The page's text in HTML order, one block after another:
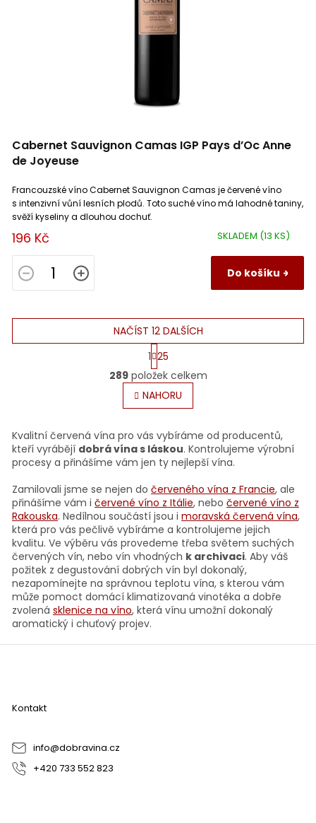
Cabernet Sauvignon Camas IGP Pays d’Oc Anne
de Joyeuse
SKLADEM (13 KS)
196 Kč
Do košíku
Francouzské víno Cabernet Sauvignon Camas je červené víno
s intenzivní vůní lesních plodů. Toto suché víno má lahodné taniny,
svěží kyseliny a dlouhou dochuť.
O
v
l
á
a
c
í
r
v
k
y
v
ý
p
i
s
u
NAČÍST 12 DALŠÍCH
S
t
r
á
n
k
v
á
n
í
1 25
289položek celkem
NAHORU
Kvalitní červená vína pro vás vybíráme od producentů,
kteří vyrábějí dobrá vína s láskou. Kontrolujeme výrobní
procesy a přinášíme vám jen ty nejlepší vína.
Zamilovali jsme se nejen do červeného vína z Francie, ale
přinášíme vám i červené víno z Itálie, nebo červené víno z
Rakouska. Nedílnou součástí jsou i moravská červená vína,
která pro vás pečlivě vybíráme a kontrolujeme jejich
kvalitu. Ve výběru vás provedeme třeba světem suchých
červených vín, nebo vín vhodných k archivaci. Aby váš
požitek z degustování dobrých vín byl dokonalý,
nezapomínejte na správnou teplotu vína, s kterou vám
může pomoct domácí klimatizovaná vinotéka a dobře
zvolená sklenice na víno, která vínu umožní dokonalý
aromatický i chuťový projev.
Z
Kontakt
info@dobravina.cz
+420 733 552 823